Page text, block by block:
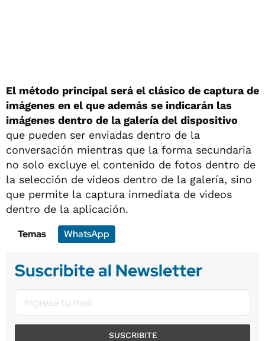
El método principal será el clásico de captura de
imágenes en el que además se indicarán las
imágenes dentro de la galería del dispositivo
que pueden ser enviadas dentro de la
conversación mientras que la forma secundaria
no solo excluye el contenido de fotos dentro de
la selección de videos dentro de la galería, sino
que permite la captura inmediata de videos
dentro de la aplicación.
Temas
WhatsApp
Suscribite al Newsletter
SUSCRIBITE